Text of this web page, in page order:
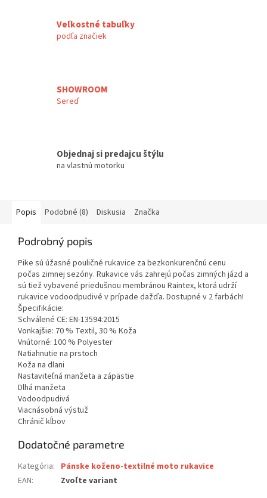
Veľkostné tabuľky
podľa značiek
SHOWROOM
Sereď
Objednaj si predajcu štýlu
na vlastnú motorku
Popis Podobné (8) Diskusia Značka
Podrobný popis
Pike sú úžasné pouličné rukavice za bezkonkurenčnú cenu
počas zimnej sezóny. Rukavice vás zahrejú počas zimných jázd a
sú tiež vybavené priedušnou membránou Raintex, ktorá udrží
rukavice vodoodpudivé v prípade dažďa. Dostupné v 2 farbách!
Špecifikácie:
Schválené CE: EN-13594:2015
Vonkajšie: 70 % Textil, 30 % Koža
Vnútorné: 100 % Polyester
Natiahnutie na prstoch
Koža na dlani
Nastaviteľná manžeta a zápästie
Dlhá manžeta
Vodoodpudivá
Viacnásobná výstuž
Chránič kĺbov
Dodatočné parametre
Kategória: Pánske koženo-textilné moto rukavice
EAN: Zvoľte variant